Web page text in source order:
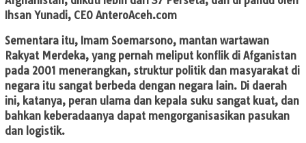
Ihsan Yunadi, CEO AnteroAceh.com
Sementara itu, Imam Soemarsono, mantan wartawan
Rakyat Merdeka, yang pernah meliput konflik di Afganistan
pada 2001 menerangkan, struktur politik dan masyarakat di
negara itu sangat berbeda dengan negara lain. Di daerah
ini, katanya, peran ulama dan kepala suku sangat kuat, dan
bahkan keberadaanya dapat mengorganisasikan pasukan
dan logistik.